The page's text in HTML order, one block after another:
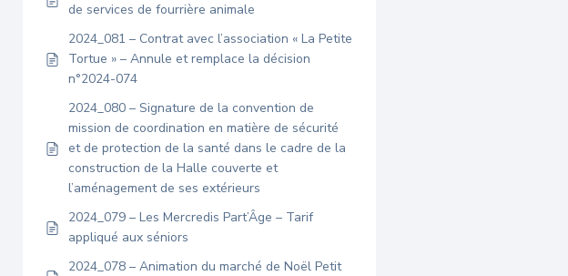
de services de fourrière animale
2024_081 – Contrat avec l’association « La Petite
Tortue » – Annule et remplace la décision
n°2024-074
2024_080 – Signature de la convention de
mission de coordination en matière de sécurité
et de protection de la santé dans le cadre de la
construction de la Halle couverte et
l’aménagement de ses extérieurs
2024_079 – Les Mercredis Part’Âge – Tarif
appliqué aux séniors
2024_078 – Animation du marché de Noël Petit